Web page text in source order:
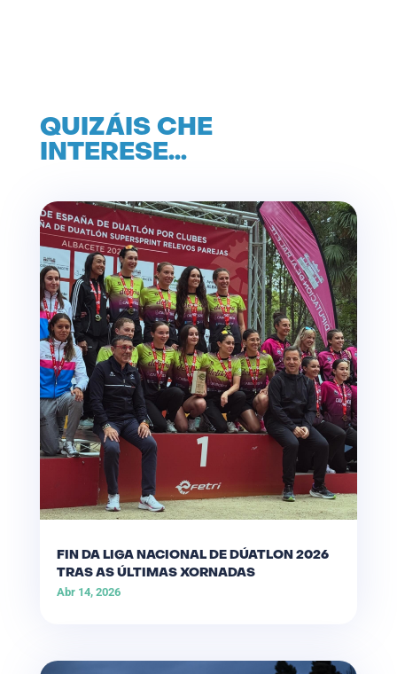
QUIZÁIS CHE
INTERESE…
FIN DA LIGA NACIONAL DE DÚATLON 2026
TRAS AS ÚLTIMAS XORNADAS
Abr 14, 2026